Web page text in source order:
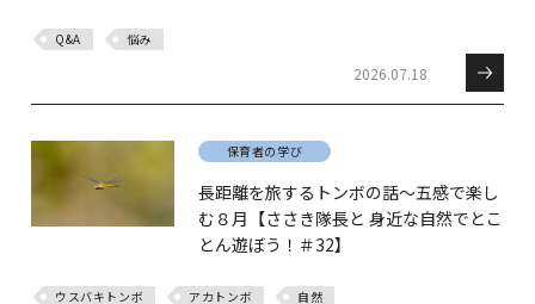
Q&A 悩み
2026.07.18
保育者の学び
長距離を旅するトンボの話～五感で楽し
む８月【ささき隊長と 身近な自然でとこ
とん遊ぼう！＃32】
ウスバキトンボ アカトンボ 自然